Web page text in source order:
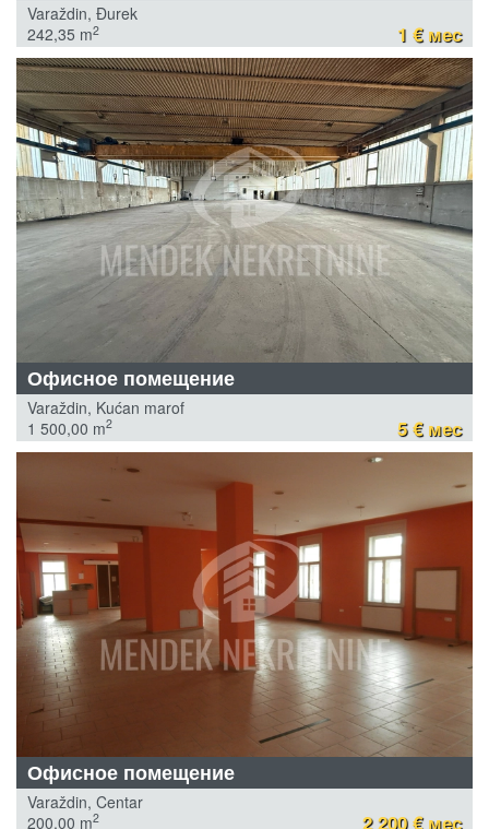
Varaždin, Đurek
242,35 m2 1 € мес
Офисное помещение
Varaždin, Kućan marof
1 500,00 m2 5 € мес
Офисное помещение
Varaždin, Centar
200,00 m2 2 200 € мес